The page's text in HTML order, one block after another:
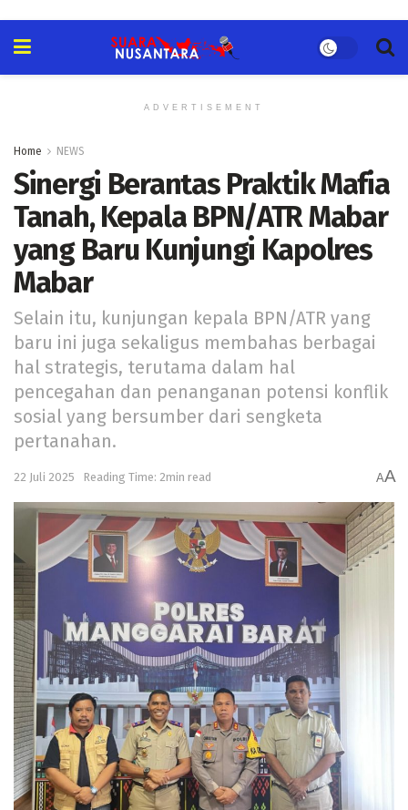
ADVERTISEMENT
Home NEWS
Sinergi Berantas Praktik Mafia
Tanah, Kepala BPN/ATR Mabar
yang Baru Kunjungi Kapolres
Mabar
Selain itu, kunjungan kepala BPN/ATR yang
baru ini juga sekaligus membahas berbagai
hal strategis, terutama dalam hal
pencegahan dan penanganan potensi konflik
sosial yang bersumber dari sengketa
pertanahan.
22 Juli 2025 Reading Time: 2min read AA